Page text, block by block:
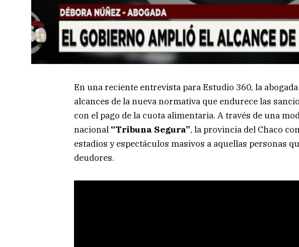
En una reciente entrevista para Estudio 360, la
alcances de la nueva normativa que endurece las
con el pago de la cuota alimentaria. A través de una
nacional “Tribuna Segura”, la provincia del Chaco
estadios y espectáculos masivos a aquellas personas
deudores.